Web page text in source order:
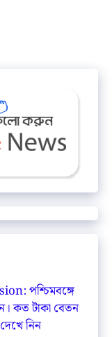
পশ্চিমবঙ্গে
কত টাকা বেতন
নিন